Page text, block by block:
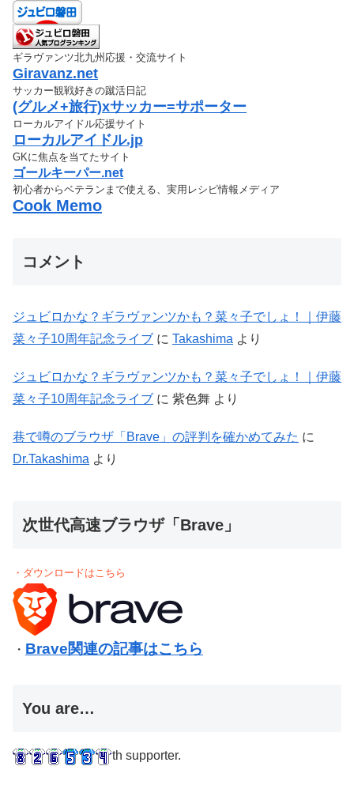
ギラヴァンツ北九州応援・交流サイト
Giravanz.net
サッカー観戦好きの蹴活日記
(グルメ+旅行)xサッカー=サポーター
ローカルアイドル応援サイト
ローカルアイドル.jp
GKに焦点を当てたサイト
ゴールキーパー.net
初心者からベテランまで使える、実用レシピ情報メディア
Cook Memo
コメント
ジュビロかな？ギラヴァンツかも？菜々子でしょ！｜伊藤
菜々子10周年記念ライブ に Takashima より
ジュビロかな？ギラヴァンツかも？菜々子でしょ！｜伊藤
菜々子10周年記念ライブ に 紫色舞 より
巷で噂のブラウザ「Brave」の評判を確かめてみた に
Dr.Takashima より
次世代高速ブラウザ「Brave」
・ダウンロードはこちら
・ Brave関連の記事はこちら
You are…
th supporter.